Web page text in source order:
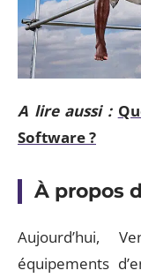
A lire aussi :
Software ?
À propos
Aujourd’hui,
équipements